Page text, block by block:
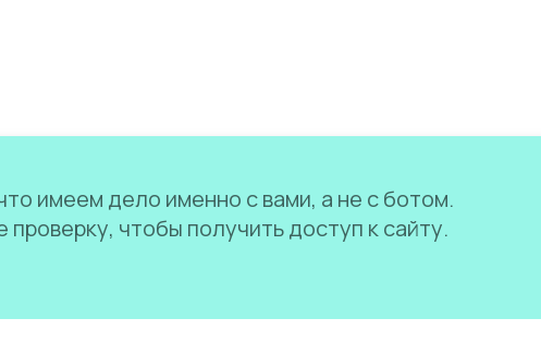
имеем дело именно с вами, а не с ботом.
чтобы получить доступ к сайту.